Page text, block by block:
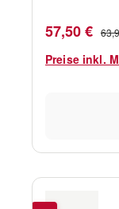
57,50 €
Preise inkl.